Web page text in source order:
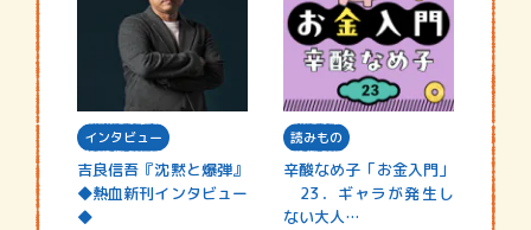
インタビュー
吉良信吾『沈黙と爆弾』
◆熱血新刊インタビュー
◆
読みもの
辛酸なめ子「お金入門」
23．ギャラが発生し
ない大人…